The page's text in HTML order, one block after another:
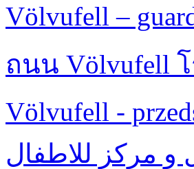
Völvufell –
ถนน Völvufell
Völvufell -
و مرکز للاطفال